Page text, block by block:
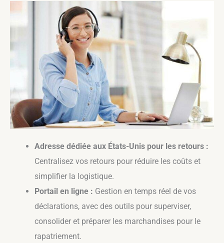
Adresse dédiée aux États-Unis pour les retours :
Centralisez vos retours pour réduire les coûts et
simplifier la logistique.
Portail en ligne : Gestion en temps réel de vos
déclarations, avec des outils pour superviser,
consolider et préparer les marchandises pour le
rapatriement.